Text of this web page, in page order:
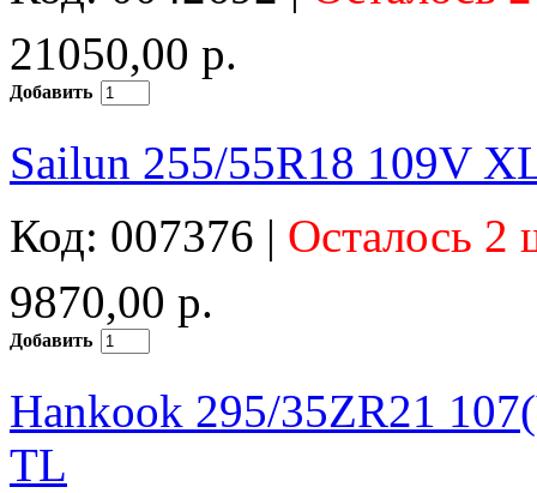
21050,00 р.
Добавить
Sailun 255/55R18 109V
Код: 007376 | Осталось 2
9870,00 р.
Добавить
Hankook 295/35ZR21
TL